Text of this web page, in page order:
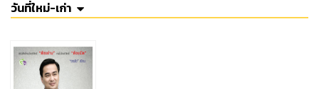
วันที่ใหม่-เก่า